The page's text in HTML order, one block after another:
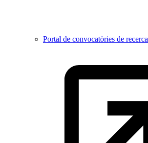
Portal de convocatòries de recerca